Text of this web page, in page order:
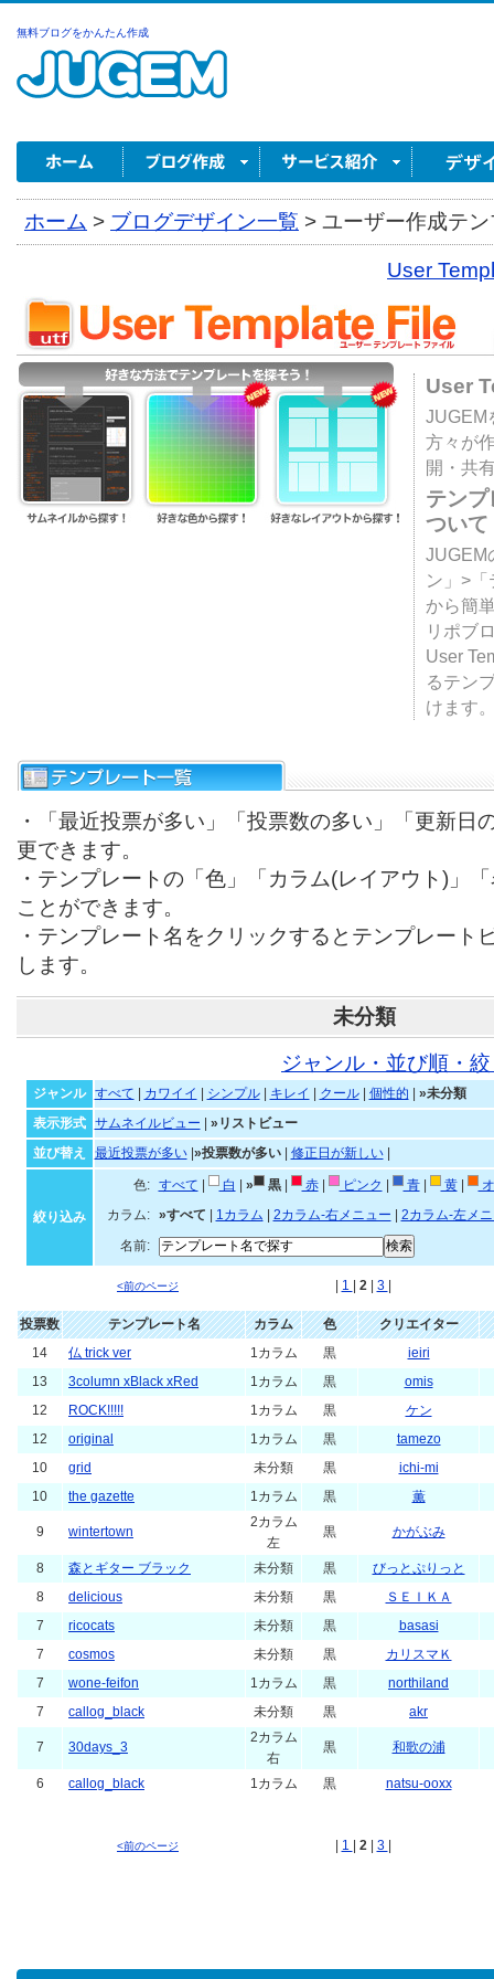
無料ブログをかんたん作成
ホーム > ブログデザイン一覧 > ユーザー作成テ
User
User
JUGEM
方々が
開・共
テン
ついて
JUGEM
ン」>
から簡
リポブ
User
るテン
けます
・「最近投票が多い」「投票数の多い」「更新日
更できます。
・テンプレートの「色」「カラム(レイアウト)」
ことができます。
・テンプレート名をクリックするとテンプレート
します。
未分類
ジャンル・並び順・
ジャンル すべて カワイイ シンプル| キレイ クール| 個性的
»未分類
表示形式
サムネイルビュー
»リストビュー
並び替え
最近投票が多い| »投票数が多い| 修正日が新しい|
絞り込み
色: すべて 白 » 黒| 赤| ピンク 青| 黄|
カラム:
»すべて 1カラム 2カラム-右メニュー
2カラム-左メ
名前:
<前のページ 1 2 3
投票数 テンプレート名 カラム 色
クリエイター
14
仏 trick ver 1カラム 黒 ieiri
13
3column xBlack xRed 1カラム 黒 omis
12
ROCK!!!!! 1カラム 黒 ケン
12
original 1カラム 黒 tamezo
10
grid 未分類 黒 ichi-mi
10
the gazette 1カラム 黒 薫
9 wintertown
2カラム
左
黒 かがぶみ
8 森とギター ブラック 未分類 黒
びっとぷりっと
8
delicious 未分類 黒
ＳＥＩＫＡ
7
ricocats 未分類 黒 basasi
7
cosmos 未分類 黒
カリスマＫ
7
wone-feifon 1カラム 黒 northiland
7
callog_black 未分類 黒 akr
7 30days_3
2カラム
右
黒 和歌の浦
6 callog_black 1カラム 黒 natsu-ooxx
<前のページ 1 2 3